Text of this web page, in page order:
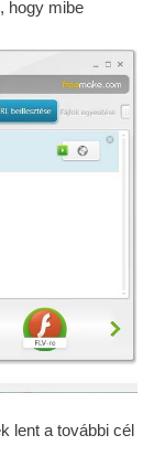
hogy mibe
lent a további cél